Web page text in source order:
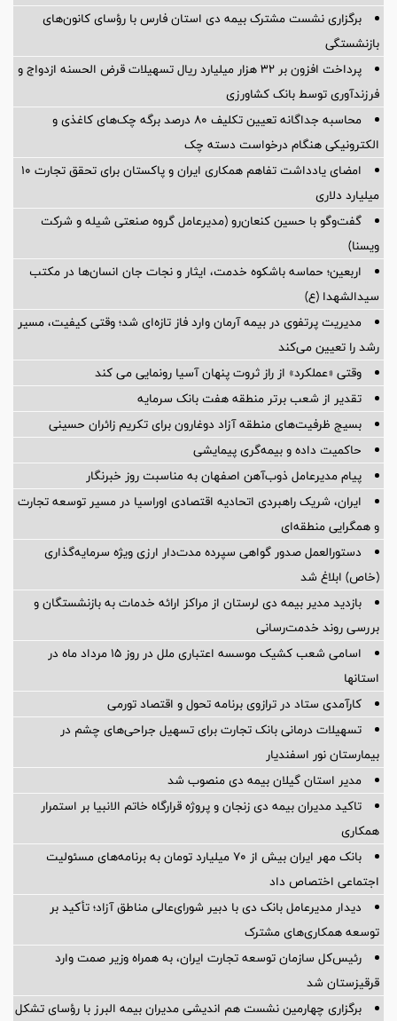
برگزاری نشست مشترک بیمه دی استان فارس با رؤسای کانون‌های
بازنشستگی
پرداخت افزون بر 32 هزار میلیارد ریال تسهیلات قرض الحسنه ازدواج و
فرزندآوری توسط بانک کشاورزی
محاسبه جداگانه تعیین تکلیف 80 درصد برگه چک‌های کاغذی و
الکترونیکی هنگام درخواست دسته چک
امضای یادداشت تفاهم همکاری ایران و پاکستان برای تحقق تجارت ۱۰
میلیارد دلاری
گفت‌وگو با حسین كنعان‌رو (مدیرعامل گروه صنعتی شیله و شركت
ویسنا)
اربعین؛ حماسه باشکوه خدمت، ایثار و نجات جان انسان‌ها در مکتب
سیدالشهدا (ع)
مدیریت پرتفوی در بیمه آرمان وارد فاز تازه‌ای شد؛ وقتی کیفیت، مسیر
رشد را تعیین می‌کند
وقتی «عملکرد» از راز ثروت پنهان آسیا رونمایی می کند
تقدیر از شعب برتر منطقه هفت بانک سرمایه
بسیج ظرفیت‌های منطقه آزاد دوغارون برای تکریم زائران حسینی
حاکمیت داده و بیمه‌گری پیمایشی
پیام مدیرعامل ذوب‌آهن اصفهان به مناسبت روز خبرنگار
ایران، شریک راهبردی اتحادیه اقتصادی اوراسیا در مسیر توسعه تجارت
و همگرایی منطقه‌ای
دستورالعمل صدور گواهی سپرده مدت‌دار ارزی ویژه سرمایه‌گذاری
(خاص) ابلاغ شد
بازدید مدیر بیمه دی لرستان از مراکز ارائه خدمات به بازنشستگان و
بررسی روند خدمت‌رسانی
اسامی شعب کشیک موسسه اعتباری ملل در روز 15 مرداد ماه در
استانها
کارآمدی ستاد در ترازوی برنامه تحول و اقتصاد تورمی
تسهیلات درمانی بانک تجارت برای تسهیل جراحی‌های چشم در
بیمارستان نور اسفندیار
مدیر استان گیلان بیمه دی منصوب شد
تاکید مدیران بیمه دی زنجان و پروژه قرارگاه خاتم الانبیا بر استمرار
همکاری
بانک مهر ایران بیش از ۷۰ میلیارد تومان به برنامه‌های مسئولیت
اجتماعی اختصاص داد
دیدار مدیرعامل بانک دی با دبیر شورای‌عالی مناطق آزاد؛ تأکید بر
توسعه همکاری‌های مشترک
رئیس‌کل سازمان توسعه تجارت ایران، به همراه وزیر صمت وارد
قرقیزستان شد
برگزاری چهارمین نشست هم اندیشی مدیران بیمه البرز با رؤسای تشکل